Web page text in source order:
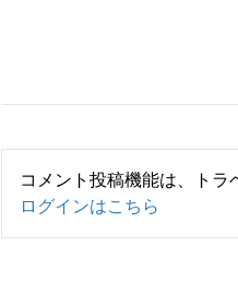
コメント投稿機能は、トラ
ログインはこちら